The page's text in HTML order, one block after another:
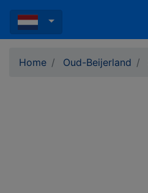
Home Oud-Beijerland